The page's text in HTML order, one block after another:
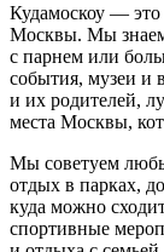
Кудамоскоу —
Москвы. Мы знаем
с парнем или
события, музеи и
и их родителей,
места Москвы,
Мы советуем
отдых в парках,
куда можно
спортивные